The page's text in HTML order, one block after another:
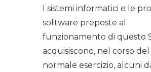
I sistemi informatici e le
software preposte al
funzionamento di questo
acquisiscono, nel corso
normale esercizio, alcuni